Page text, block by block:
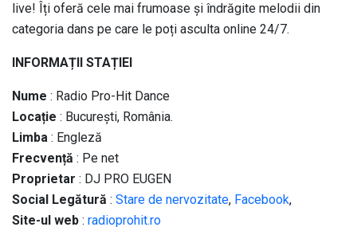
live! Îți oferă cele mai frumoase și îndrăgite melodii din
categoria dans pe care le poți asculta online 24/7.
INFORMAȚII STAȚIEI
Nume : Radio Pro-Hit Dance
Locație : Bucureşti, România.
Limba : Engleză
Frecvență : Pe net
Proprietar : DJ PRO EUGEN
Social Legătură : Stare de nervozitate, Facebook,
Site-ul web : radioprohit.ro